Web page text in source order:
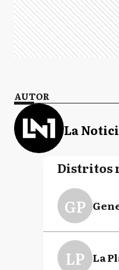
AUTOR
La
Distritos
GP
LP La